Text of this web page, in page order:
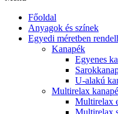
Főoldal
Anyagok és színek
Egyedi méretben
Kanapék
Egyenes
U-alakú
Multirelax
Multirelax